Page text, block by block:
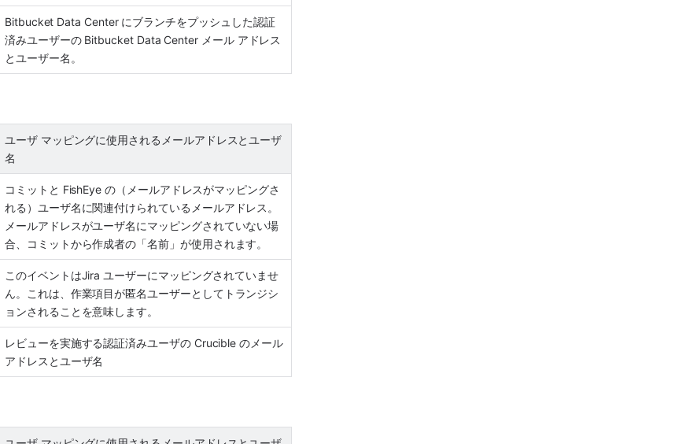
Bitbucket Data Center にブランチをプッシュした認証
済みユーザーの Bitbucket Data Center メール アドレス
とユーザー名。
ユーザ マッピングに使用されるメールアドレスとユーザ
名
コミットと FishEye の（メールアドレスがマッピングさ
れる）ユーザ名に関連付けられているメールアドレス。
メールアドレスがユーザ名にマッピングされていない場
合、コミットから作成者の「名前」が使用されます。
このイベントはJira ユーザーにマッピングされていませ
ん。これは、作業項目が匿名ユーザーとしてトランジシ
ョンされることを意味します。
レビューを実施する認証済みユーザの Crucible のメール
アドレスとユーザ名